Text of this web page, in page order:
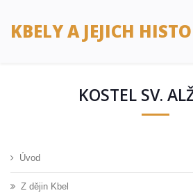
KBELY A JEJICH
KOSTEL SV.
Úvod
Z dějin Kbel